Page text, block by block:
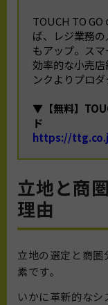
TOUCH TO
ば、レジ業務
もアップ。スマ
効率的な小売
ンクよりプロ
▼【無料】
ド
https://
立地と商
理由
立地の選定と商
素です。
いかに革新的なシ